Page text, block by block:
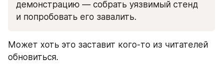
демонстрацию — собрать уязвимый стенд
и попробовать его завалить.
Может хоть это заставит кого-то из читателей
обновиться.